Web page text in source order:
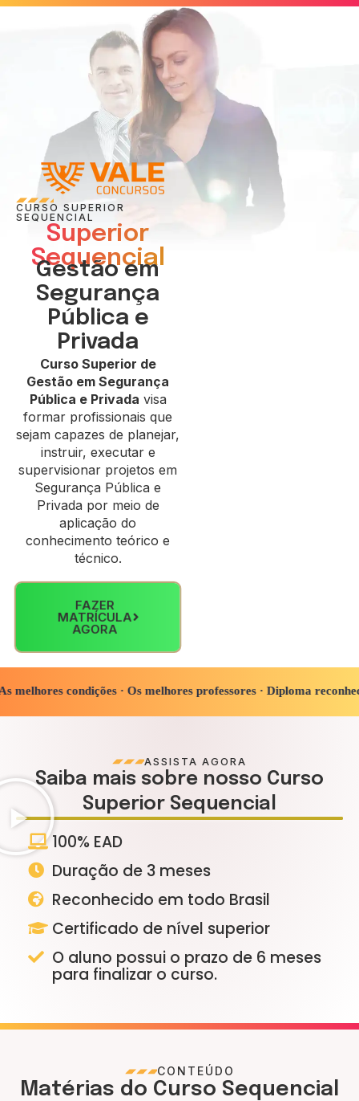
CURSO SUPERIOR
SEQUENCIAL
Superior
Sequencial
Gestão em
Segurança
Pública e
Privada
Curso Superior de
Gestão em Segurança
Pública e Privada visa
formar profissionais que
sejam capazes de planejar,
instruir, executar e
supervisionar projetos em
Segurança Pública e
Privada por meio de
aplicação do
conhecimento teórico e
técnico.
FAZER
MATRÍCULA
AGORA
· As melhores condições · Os melhores professores ·
ASSISTA AGORA
Saiba mais sobre nosso Curso
Superior Sequencial
100% EAD
Duração de 3 meses
Reconhecido em todo Brasil
Certificado de nível superior
O aluno possui o prazo de 6 meses
para finalizar o curso.
CONTEÚDO
Matérias do Curso Sequencial